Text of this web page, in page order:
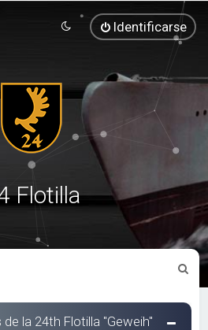
Identificarse
Flotilla
s
la 24th Flotilla "Geweih"